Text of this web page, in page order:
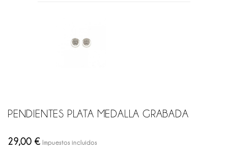
PENDIENTES PLATA MEDALLA GRABADA
29,00 € Impuestos incluidos